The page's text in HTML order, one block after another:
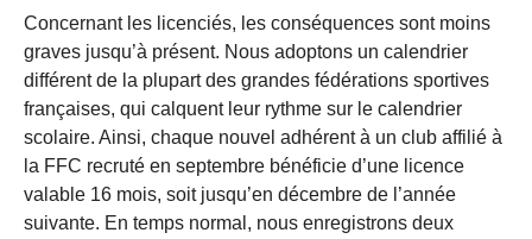
Concernant les licenciés, les conséquences sont moins
graves jusqu’à présent. Nous adoptons un calendrier
différent de la plupart des grandes fédérations sportives
françaises, qui calquent leur rythme sur le calendrier
scolaire. Ainsi, chaque nouvel adhérent à un club affilié à
la FFC recruté en septembre bénéficie d’une licence
valable 16 mois, soit jusqu’en décembre de l’année
suivante. En temps normal, nous enregistrons deux